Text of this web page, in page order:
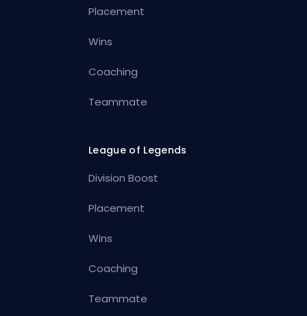
Placement
Wins
Coaching
Teammate
League of Legends
Division Boost
Placement
Wins
Coaching
Teammate